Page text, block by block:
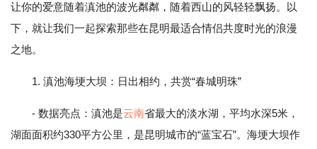
让你的爱意随着滇池的波光粼粼，随着西山的风轻轻飘扬。以
下，就让我们一起探索那些在昆明最适合情侣共度时光的浪漫
之地。
1. 滇池海埂大坝：日出相约，共赏“春城明珠”
- 数据亮点：滇池是云南省最大的淡水湖，平均水深5米，
湖面面积约330平方公里，是昆明城市的“蓝宝石”。海埂大坝作